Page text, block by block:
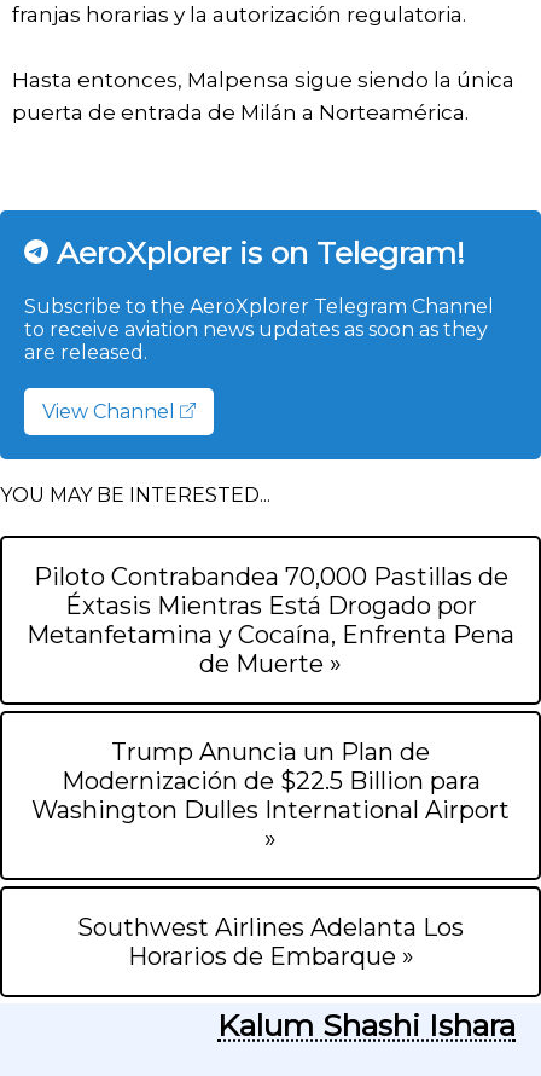
franjas horarias y la autorización regulatoria.
Hasta entonces, Malpensa sigue siendo la única
puerta de entrada de Milán a Norteamérica.
AeroXplorer is on Telegram!
Subscribe to the AeroXplorer Telegram Channel
to receive aviation news updates as soon as they
are released.
View Channel
YOU MAY BE INTERESTED...
Piloto Contrabandea 70,000 Pastillas de
Éxtasis Mientras Está Drogado por
Metanfetamina y Cocaína, Enfrenta Pena
de Muerte »
Trump Anuncia un Plan de
Modernización de $22.5 Billion para
Washington Dulles International Airport
»
Southwest Airlines Adelanta Los
Horarios de Embarque »
Kalum Shashi Ishara